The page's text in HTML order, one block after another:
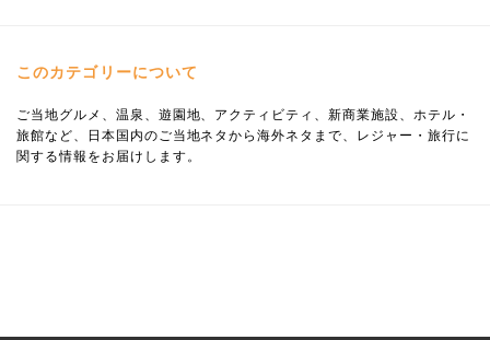
このカテゴリーについて
ご当地グルメ、温泉、遊園地、アクティビティ、新商業施設、ホテル・
旅館など、日本国内のご当地ネタから海外ネタまで、レジャー・旅行に
関する情報をお届けします。